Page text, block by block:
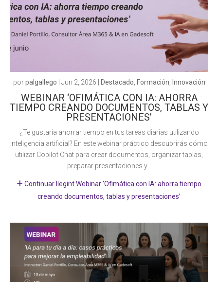
porpalgallego Jun 2, 2026 Destacado Formación Innovación
WEBINAR ‘OFIMÁTICA CON IA: AHORRA
TIEMPO CREANDO DOCUMENTOS, TABLAS Y
PRESENTACIONES’
¿Te gustaría ahorrar tiempo en tus tareas diarias utilizando
inteligencia artificial? En este webinar práctico descubrirás cómo
utilizar Copilot Chat para crear documentos, organizar tablas,
preparar presentaciones y...
Continuar llegint Webinar ‘Ofimática con IA: ahorra tiempo
creando documentos, tablas y presentaciones’